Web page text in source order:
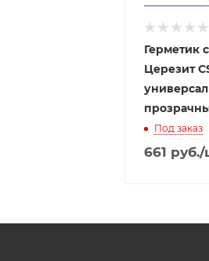
Герметик
Церезит
Под заказ
661 руб./